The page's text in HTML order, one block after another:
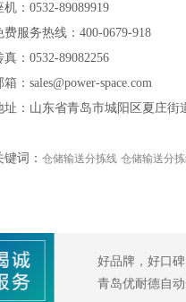
机： 0532-89089919
费服务热线： 400-0679-918
真： 0532-89082256
箱： sales@power-space.com
址：山东省青岛市城阳区夏庄街
词： 仓储输送分拣线 仓储输送分
好品牌，好口
青岛优耐德自